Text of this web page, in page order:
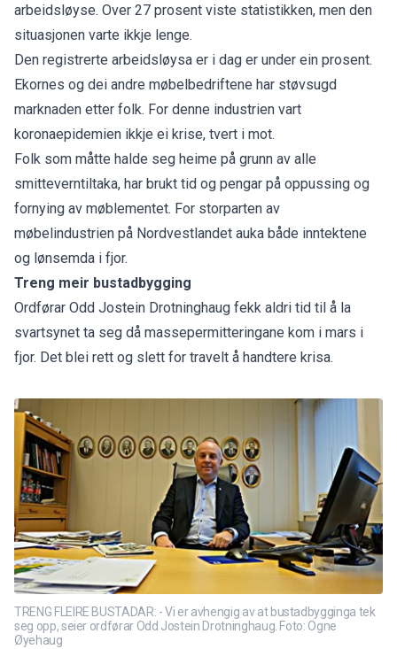
arbeidsløyse. Over 27 prosent viste statistikken, men den
situasjonen varte ikkje lenge.
Den registrerte arbeidsløysa er i dag er under ein prosent.
Ekornes og dei andre møbelbedriftene har støvsugd
marknaden etter folk. For denne industrien vart
koronaepidemien ikkje ei krise, tvert i mot.
Folk som måtte halde seg heime på grunn av alle
smitteverntiltaka, har brukt tid og pengar på oppussing og
fornying av møblementet. For storparten av
møbelindustrien på Nordvestlandet auka både inntektene
og lønsemda i fjor.
Treng meir bustadbygging
Ordførar Odd Jostein Drotninghaug fekk aldri tid til å la
svartsynet ta seg då massepermitteringane kom i mars i
fjor. Det blei rett og slett for travelt å handtere krisa.
TRENG FLEIRE BUSTADAR: - Vi er avhengig av at bustadbygginga tek
seg opp, seier ordførar Odd Jostein Drotninghaug. Foto: Ogne
Øyehaug